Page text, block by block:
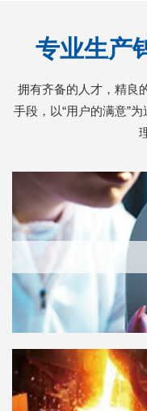
专业生产
拥有齐备的人才，精良
手段，以“用户的满意”